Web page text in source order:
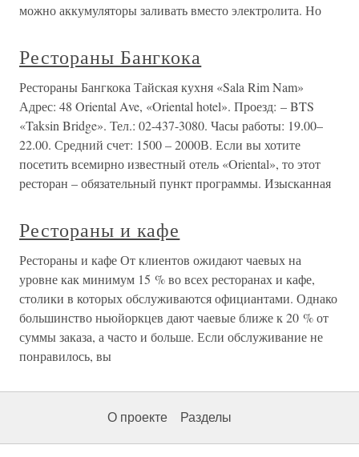
можно аккумуляторы заливать вместо электролита. Но
Рестораны Бангкока
Рестораны Бангкока Тайская кухня «Sala Rim Nam»
Адрес: 48 Oriental Ave, «Oriental hotel». Проезд: – BTS
«Taksin Bridge». Тел.: 02-437-3080. Часы работы: 19.00–
22.00. Средний счет: 1500 – 2000В. Если вы хотите
посетить всемирно известный отель «Oriental», то этот
ресторан – обязательный пункт программы. Изысканная
Рестораны и кафе
Рестораны и кафе От клиентов ожидают чаевых на
уровне как минимум 15 % во всех ресторанах и кафе,
столики в которых обслуживаются официантами. Однако
большинство ньюйоркцев дают чаевые ближе к 20 % от
суммы заказа, а часто и больше. Если обслуживание не
понравилось, вы
О проекте Разделы